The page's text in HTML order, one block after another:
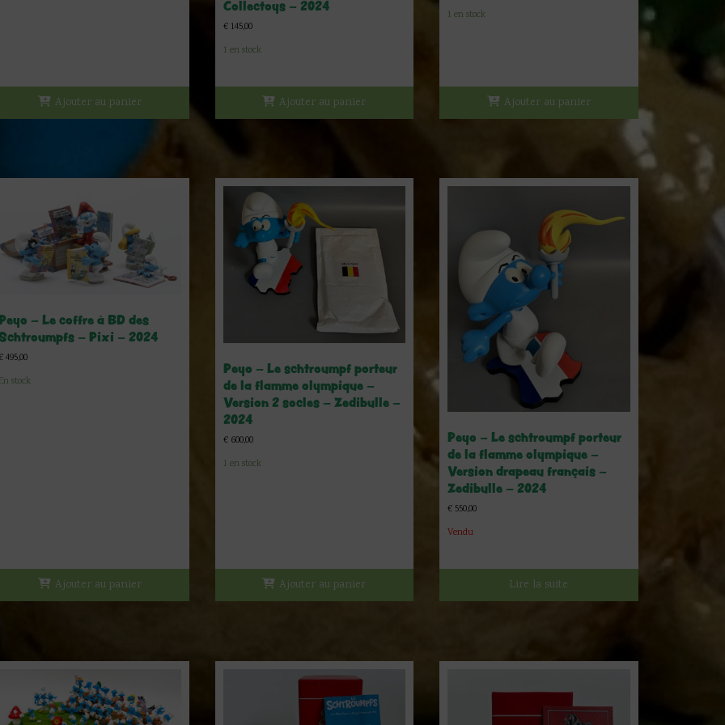
Ajouter au panier
Collectoys – 2024
€145,00
1 en stock
Ajouter au panier
1 en stock
Ajouter au panier
– Le coffre à BD des
– Pixi – 2024
495,00
stock
Ajouter au panier
Peyo – Le schtroumpf porteur
de la flamme olympique –
Version 2 socles – Zedibulle –
2024
€600,00
1 en stock
Ajouter au panier
Peyo – Le schtroumpf porteur
de la flamme olympique –
Version drapeau français –
Zedibulle – 2024
€ 550,00
Vendu
Lire la suite